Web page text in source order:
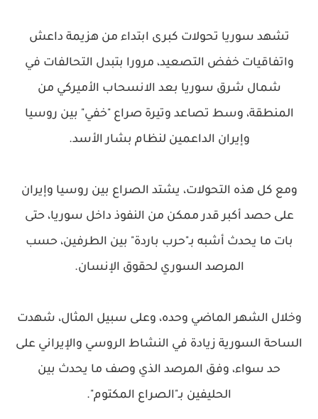
تشهد سوريا تحولات كبرى ابتداء من هزيمة داعش
واتفاقيات خفض التصعيد، مرورا بتبدل التحالفات في
شمال شرق سوريا بعد الانسحاب الأميركي من
المنطقة، وسط تصاعد وتيرة صراع "خفي" بين روسيا
وإيران الداعمين لنظام بشار الأسد.
ومع كل هذه التحولات، يشتد الصراع بين روسيا وإيران
على حصد أكبر قدر ممكن من النفوذ داخل سوريا، حتى
بات ما يحدث أشبه بـ"حرب باردة" بين الطرفين، حسب
المرصد السوري لحقوق الإنسان.
وخلال الشهر الماضي وحده، وعلى سبيل المثال، شهدت
الساحة السورية زيادة في النشاط الروسي والإيراني على
حد سواء، وفق المرصد الذي وصف ما يحدث بين
الحليفين بـ"الصراع المكتوم".